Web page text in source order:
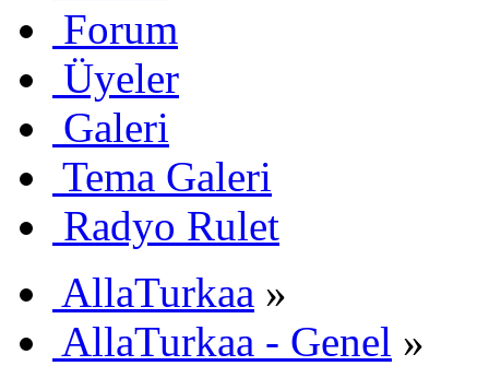
Forum
Üyeler
Galeri
Tema Galeri
Radyo Rulet
AllaTurkaa »
AllaTurkaa - Genel »